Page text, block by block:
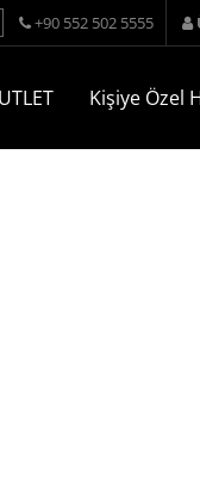
+90 552 502 5555
Kişiye Özel